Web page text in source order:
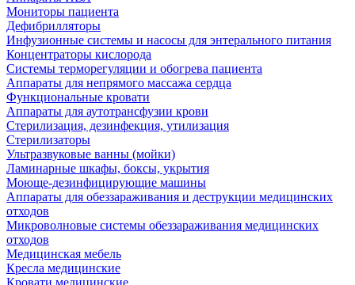
Мониторы пациента
Дефибрилляторы
Инфузионные системы и насосы для энтерального питания
Концентраторы кислорода
Системы терморегуляции и обогрева пациента
Аппараты для непрямого массажа сердца
Функциональные кровати
Аппараты для аутотрансфузии крови
Стерилизация, дезинфекция, утилизация
Стерилизаторы
Ультразвуковые ванны (мойки)
Ламинарные шкафы, боксы, укрытия
Моюще-дезинфицирующие машины
Аппараты для обеззараживания и деструкции медицинских
отходов
Микроволновые системы обеззараживания медицинских
отходов
Медицинская мебель
Кресла медицинские
Кровати медицинские